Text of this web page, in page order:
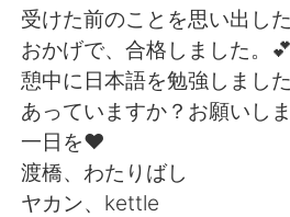
English 简体中文
繁體中文 Español
العربية
受けた前のことを思い出し
おかげで、合格しました。
憩中に日本語を勉強しまし
あっていますか？お願いし
一日を❤
渡橋、わたりばし
ヤカン、kettle